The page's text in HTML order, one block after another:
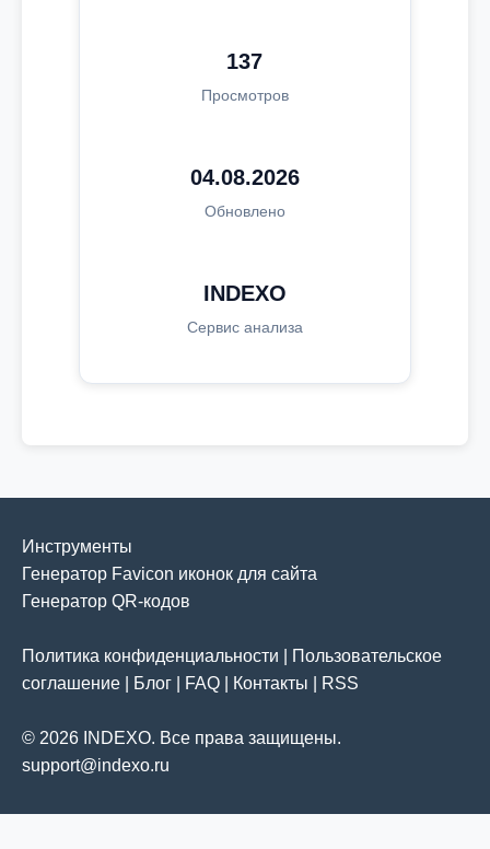
137
Просмотров
04.08.2026
Обновлено
INDEXO
Сервис анализа
Инструменты
Генератор Favicon иконок для сайта
Генератор QR-кодов
Политика конфиденциальности
Пользовательское
соглашение
Блог FAQ Контакты RSS
© 2026 INDEXO. Все права защищены.
support@indexo.ru